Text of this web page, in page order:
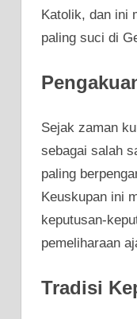
Katolik, dan ini
paling suci di
Sejak zaman
sebagai salah
paling
Keuskupan ini
keputusan-
pemeliharaan
Tradisi